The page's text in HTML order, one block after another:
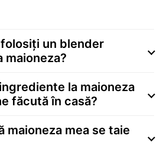
un blender
maioneza?
la maioneza
făcută în casă?
maioneza mea se taie